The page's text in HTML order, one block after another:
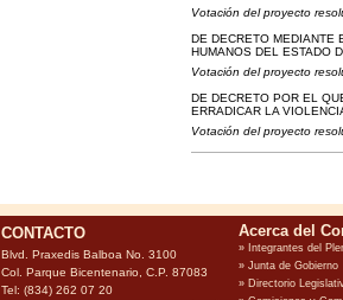
Votación del proyecto
DE DECRETO MEDIANTE
HUMANOS DEL ESTADO
Votación del proyecto
DE DECRETO POR EL
ERRADICAR LA
Votación del proyecto
CONTACTO
Blvd. Praxedis Balboa No. 3100
Col. Parque Bicentenario, C.P. 87083
Tel: (834) 262 07 20